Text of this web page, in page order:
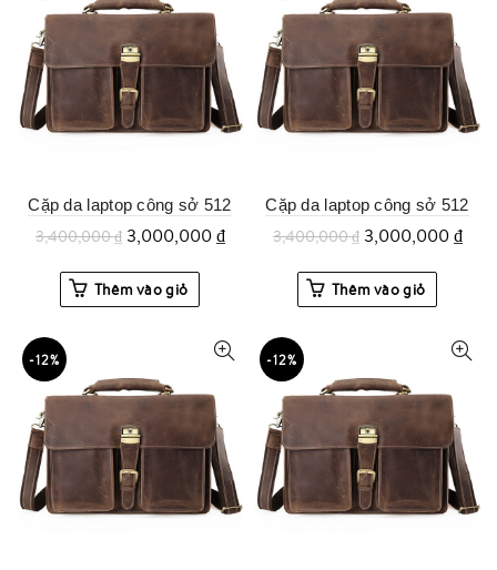
Cặp da laptop công sở 512
3,400,000₫ 3,000,000₫
Thêm vào giỏ
Cặp da laptop công sở 512
3,400,000₫ 3,000,000₫
Thêm vào giỏ
-12% -12%